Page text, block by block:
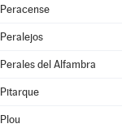
Peracense
Peralejos
Perales del Alfambra
Pitarque
Plou